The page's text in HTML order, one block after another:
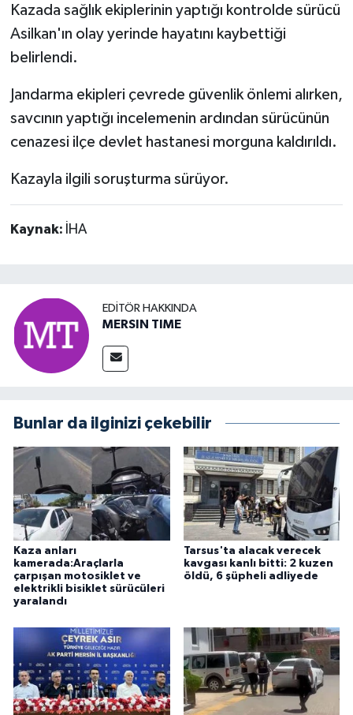
Kazada sağlık ekiplerinin yaptığı kontrolde sürücü
Asilkan'ın olay yerinde hayatını kaybettiği
belirlendi.
Jandarma ekipleri çevrede güvenlik önlemi alırken,
savcının yaptığı incelemenin ardından sürücünün
cenazesi ilçe devlet hastanesi morguna kaldırıldı.
Kazayla ilgili soruşturma sürüyor.
Kaynak: İHA
EDITÖR HAKKINDA
MERSIN TIME
Bunlar da ilginizi çekebilir
Kaza anları
kamerada:Araçlarla
çarpışan motosiklet ve
elektrikli bisiklet sürücüleri
yaralandı
Tarsus'ta alacak verecek
kavgası kanlı bitti: 2 kuzen
öldü, 6 şüpheli adliyede